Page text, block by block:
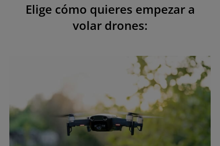
Elige cómo quieres empezar a
volar drones: